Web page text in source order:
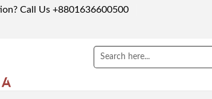
Call Us +8801636600500